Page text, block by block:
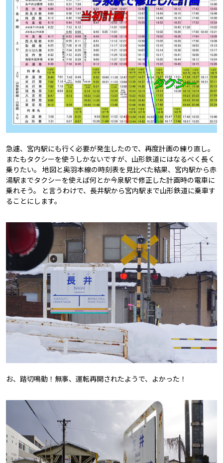
急遽、宮内駅にも行く必要が発生したので、再度計画の練り直し。
またもタクシーを使うしかないですが、山形鉄道にはなるべく長く
乗りたい。 地図と奥羽本線の時刻表を見比べた結果、宮内駅から赤
湯駅までタクシーを使えば何とか今泉駅で修正した計画時の電車に
乗れそう。 と言うわけで、長井駅から宮内駅まで山形鉄道に乗車す
ることにします。
お、踏切鳴動！無事、運転再開されたようで、よかった！